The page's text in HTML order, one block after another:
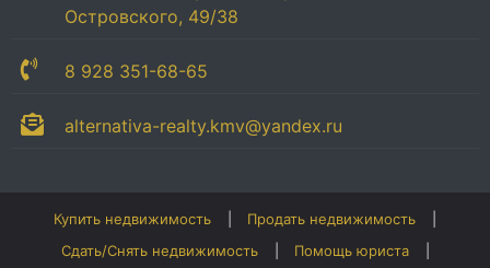
Островского, 49/38
8 928 351-68-65
alternativa-realty.kmv@yandex.ru
Купить недвижимость
Продать недвижимость
Сдать/Снять недвижимость
Помощь юриста